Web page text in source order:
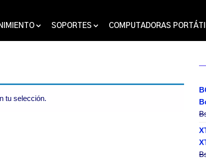
SOPORTES COMPUTADORAS
tu selección.